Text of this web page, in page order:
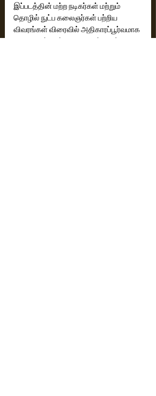
இப்படத்தின் மற்ற நடிகர்கள் மற்றும்
தொழில் நுட்ப கலைஞர்கள் பற்றிய
விவரங்கள் விரைவில் அதிகாரப்பூர்வமாக
வெளியிடப்படும் என தயாரிப்பு தரப்பு